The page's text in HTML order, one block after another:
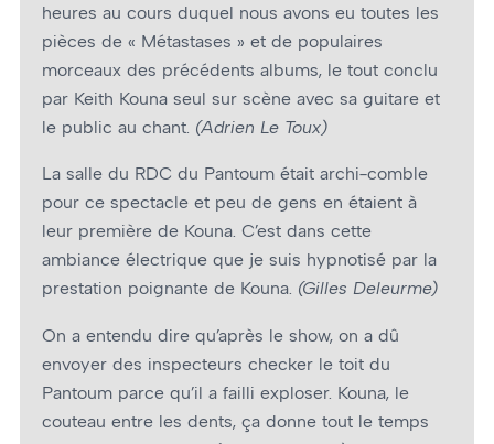
heures au cours duquel nous avons eu toutes les
pièces de « Métastases » et de populaires
morceaux des précédents albums, le tout conclu
par Keith Kouna seul sur scène avec sa guitare et
le public au chant. (Adrien Le Toux)
La salle du RDC du Pantoum était archi-comble
pour ce spectacle et peu de gens en étaient à
leur première de Kouna. C’est dans cette
ambiance électrique que je suis hypnotisé par la
prestation poignante de Kouna. (Gilles Deleurme)
On a entendu dire qu’après le show, on a dû
envoyer des inspecteurs checker le toit du
Pantoum parce qu’il a failli exploser. Kouna, le
couteau entre les dents, ça donne tout le temps